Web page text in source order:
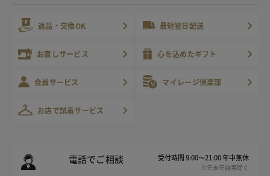
返品・交換OK 最短翌日配送
お直しサービス 心を込めたギフト
会員サービス マイレージ倶楽部
お店で試着サービス
電話でご相談 受付時間 9:00～21:00 年中無休
※年末年始等除く